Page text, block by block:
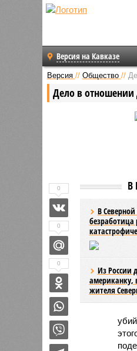
Версия на Кавказе
Версия // Общество //
Дело в отношении
В
В
безработица
Из России
американку,
жителя
0
0
0